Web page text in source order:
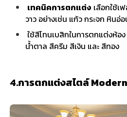
เทคนิคการตกแต่ง เลือกใช้เ
วาว อย่างเช่น แก้ว กระจก หินอ่
ใช้สีโทนเบสิกในการตกแต่งห้อง
น้ำตาล สีครีม สีเงิน และ สีทอง
4.การตกแต่งสไตล์